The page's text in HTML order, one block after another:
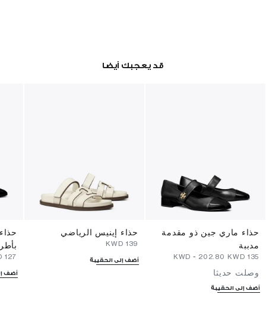
قد يعجبك أيضا
حذاء ماري جين ذو مقدمة
مدببة
- ⁦202.80⁩ KWD
وصلت حديثا
أضف إلى الحقيبة
حذاء إينيس الرياضي
أضف إلى الحقيبة
أضف